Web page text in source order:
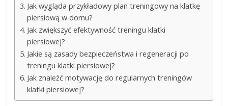
Jak wygląda przykładowy plan treningowy na klatkę
piersiową w domu?
Jak zwiększyć efektywność treningu klatki
piersiowej?
Jakie są zasady bezpieczeństwa i regeneracji po
treningu klatki piersiowej?
Jak znaleźć motywację do regularnych treningów
klatki piersiowej?